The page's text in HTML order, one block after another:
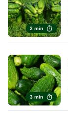
2 min
3 min